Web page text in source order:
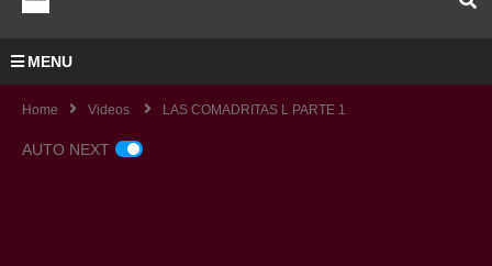
MENU
Home Videos LAS COMADRITAS L PARTE 1
AUTO NEXT